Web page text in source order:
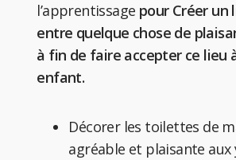
l’apprentissage pour Créer un
entre quelque chose de
à fin de faire accepter ce lieu
enfant.
Décorer les toilettes de
agréable et plaisante aux